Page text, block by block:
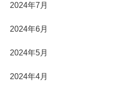
2024年7月
2024年6月
2024年5月
2024年4月